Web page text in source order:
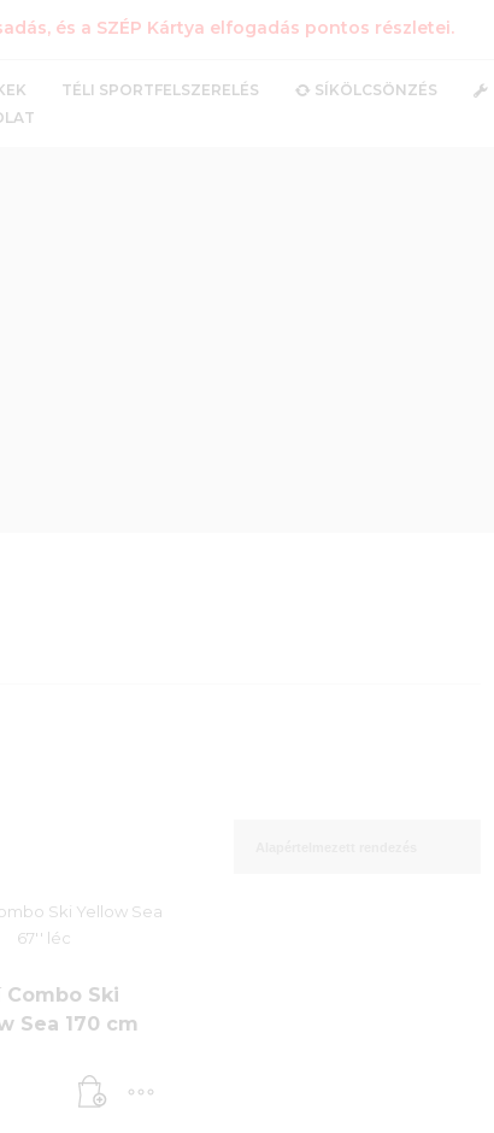
és a SZÉP Kártya elfogadás pontos részletei.
TÉLI SPORTFELSZERELÉS SÍKÖLCSÖNZÉS
Combo Ski
Sea 170 cm